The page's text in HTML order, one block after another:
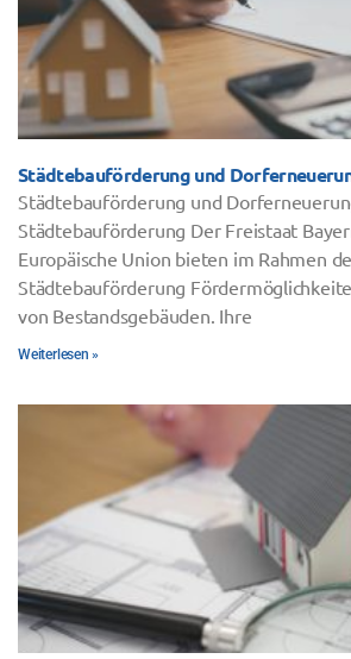
Städtebauförderung und
Städtebauförderung und
Städtebauförderung Der Freistaat
Europäische Union bieten im Rahmen
Städtebauförderung
von Bestandsgebäuden. Ihre
Weiterlesen »